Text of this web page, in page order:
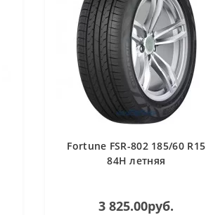
Fortune FSR-802 185/60 R15
84H летняя
3 825.00руб.